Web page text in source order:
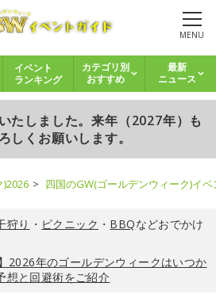
MENU
イベント
ランキング
カテゴリ別
おすすめ
最新
ニュース
たしました。来年（2027年）も
しくお願いします。
四国のGW(ゴールデンウィーク)イ
狩り ・ ピクニック ・ BBQなどおでかけ
2026年のゴールデンウィークはいつか
想と回避術をご紹介